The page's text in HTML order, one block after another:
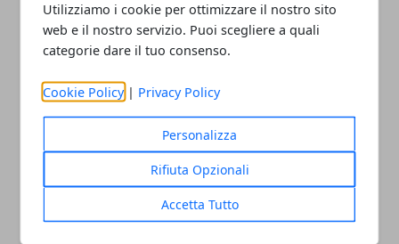
Utilizziamo i cookie per ottimizzare il nostro sito
web e il nostro servizio. Puoi scegliere a quali
categorie dare il tuo consenso.
Cookie Policy | Privacy Policy
Personalizza
Rifiuta Opzionali
Accetta Tutto
Annalisa Biasi
Autrice di articoli per blog, laureata
in Psicologia con la passione per la